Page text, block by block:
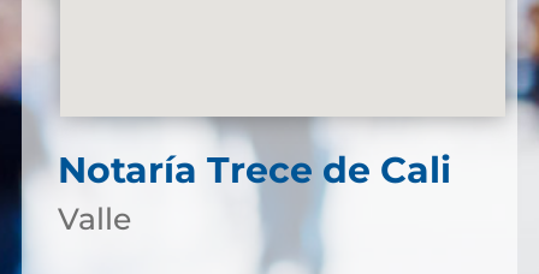
Notaría Trece de Cali
Valle